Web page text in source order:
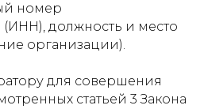
номер
(ИНН), должность и место
организации).
для совершения
статьей 3 Закона